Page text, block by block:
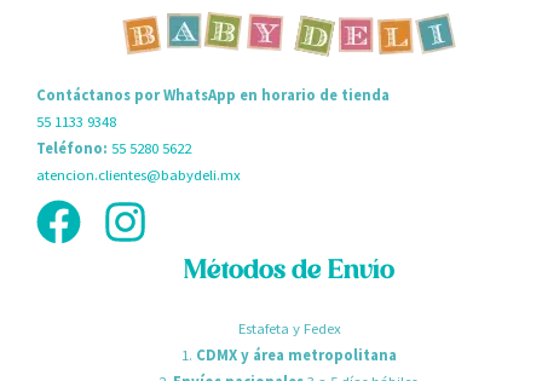
Contáctanos por WhatsApp en horario de tienda
55 1133 9348
Teléfono: 55 5280 5622
atencion.clientes@babydeli.mx
Métodos de Envío
Estafeta y Fedex
1. CDMX y área metropolitana